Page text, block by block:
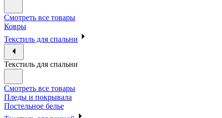
Смотреть все товары
Ковры
Текстиль для спальни
Текстиль для спальни
Смотреть все товары
Пледы и покрывала
Постельное белье